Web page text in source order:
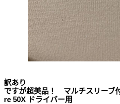
訳あり
ですが超美品！ マルチスリーブ
re 50X ドライバー用